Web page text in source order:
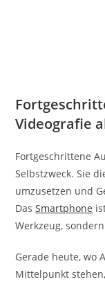
Videografie
Fortgeschrittene
Selbstzweck. Sie
umzusetzen und
DasSmartphone
Werkzeug,
Gerade heute, wo
Mittelpunkt